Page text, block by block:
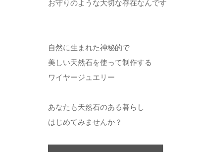
お守りのような大切な存在なんです
自然に生まれた神秘的で
美しい天然石を使って制作する
ワイヤージュエリー
あなたも天然石のある暮らし
はじめてみませんか？